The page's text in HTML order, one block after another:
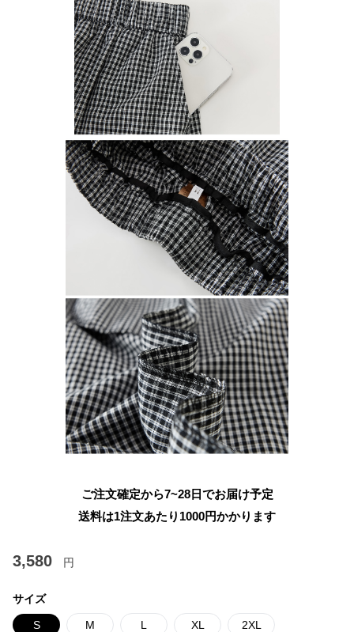
ご注文確定から7~28日でお届け予定
送料は1注文あたり 1000円かかります
3,580 円
サイズ
S M L XL 2XL